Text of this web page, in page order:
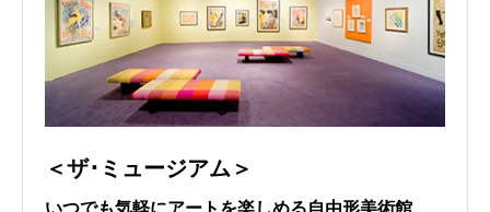
＜ザ･ミュージアム＞